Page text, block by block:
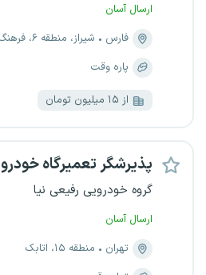
ارسال آسان
فارس
شیراز، منطقه ۶، فرهنگ شهر
پاره وقت
از ۱۵ میلیون تومان
پذیرشگر تعمیرگاه خودرو
گروه خودرویی رفیعی نیا
ارسال آسان
تهران
منطقه ۱۵، اتابک